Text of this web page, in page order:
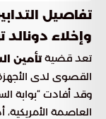
تفاصيل
وإخلاء
تعد قضيةتأمين
القصوى لدى الأجهزة
وقد أفادت “بوابة
العاصمة الأمريكية،